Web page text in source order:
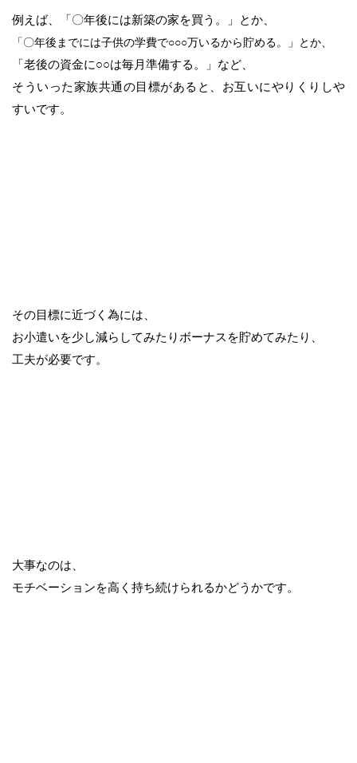
例えば、「〇年後には新築の家を買う。」とか、
「〇年後までには子供の学費で○○○万いるから貯める。」とか、
「老後の資金に○○は毎月準備する。」など、
そういった家族共通の目標があると、お互いにやりくりしや
すいです。
その目標に近づく為には、
お小遣いを少し減らしてみたりボーナスを貯めてみたり、
工夫が必要です。
大事なのは、
モチベーションを高く持ち続けられるかどうかです。